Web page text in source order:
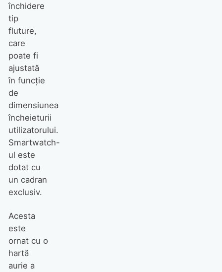
închidere
tip
fluture,
care
poate fi
ajustată
în funcție
de
dimensiunea
încheieturii
utilizatorului.
Smartwatch-
ul este
dotat cu
un cadran
exclusiv.
Acesta
este
ornat cu o
hartă
aurie a